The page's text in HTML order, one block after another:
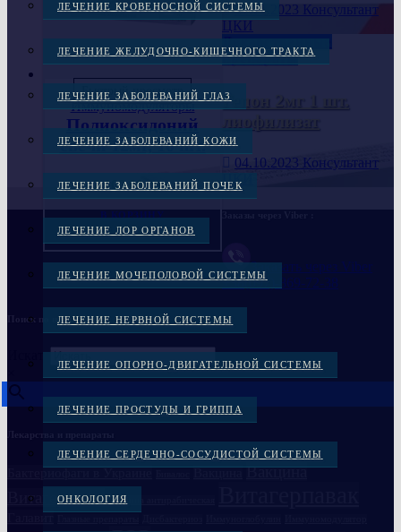
ЛЕЧЕНИЕ КРОВЕНОСНОЙ СИСТЕМЫ
ЛЕЧЕНИЕ ЖЕЛУДОЧНО-КИШЕЧНОГО ТРАКТА
ЛЕЧЕНИЕ ЗАБОЛЕВАНИЙ ГЛАЗ
ЛЕЧЕНИЕ ЗАБОЛЕВАНИЙ КОЖИ
ЛЕЧЕНИЕ ЗАБОЛЕВАНИЙ ПОЧЕК
ЛЕЧЕНИЕ ЛОР ОРГАНОВ
ЛЕЧЕНИЕ МОЧЕПОЛОВОЙ СИСТЕМЫ
ЛЕЧЕНИЕ НЕРВНОЙ СИСТЕМЫ
ЛЕЧЕНИЕ ОПОРНО-ДВИГАТЕЛЬНОЙ СИСТЕМЫ
ЛЕЧЕНИЕ ПРОСТУДЫ И ГРИППА
ЛЕЧЕНИЕ СЕРДЕЧНО-СОСУДИСТОЙ СИСТЕМЫ
ОНКОЛОГИЯ
Быстрый просмотр
Иммуномодуляторы
Полиоксидоний
свечи 12мг, 10 шт.
2,100.00грн.
В КОРЗИНУ
21.11.2023 Консультант
ЦКИ
Лекарственные
препараты
Гепон 2мг 1 шт.
04.10.2023 Консультант
ЦКИ
Заказать через Viber
+38(097)-869-72-38
Поиск по названию
Искать
Бактериофаги в Украине Вакцина Вакцина
Витагерпавак Вакцина антирабическая
Галавит